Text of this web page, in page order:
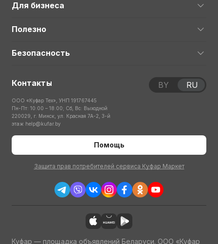
Для бизнеса
Полезно
Безопасность
Контакты
ООО «Куфар Тех», УНП 191767445
Пн-Пт: 10:00 – 18:00; Сб, Вс: Выходной
220029, г. Минск, ул. Красная 7А-2, 3-й
этаж help@kufar.by
Помощь
Защита прав потребителей сервиса Куфар Маркет
BY RU
Куфар — площадка объявлений Беларуси. ООО «Куфар